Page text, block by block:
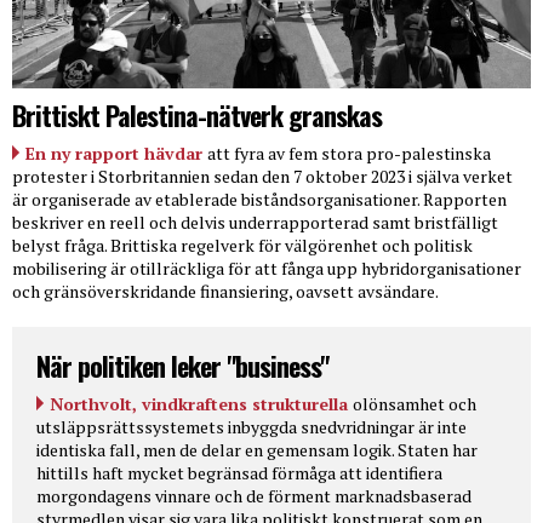
Brittiskt Palestina-nätverk granskas
En ny rapport hävdar att fyra av fem stora pro-palestinska
protester i Storbritannien sedan den 7 oktober 2023 i själva verket
är organiserade av etablerade biståndsorganisationer. Rapporten
beskriver en reell och delvis underrapporterad samt bristfälligt
belyst fråga. Brittiska regelverk för välgörenhet och politisk
mobilisering är otillräckliga för att fånga upp hybridorganisationer
och gränsöverskridande finansiering, oavsett avsändare.
När politiken leker "business"
Northvolt, vindkraftens strukturella olönsamhet och
utsläppsrättssystemets inbyggda snedvridningar är inte
identiska fall, men de delar en gemensam logik. Staten har
hittills haft mycket begränsad förmåga att identifiera
morgondagens vinnare och de förment marknadsbaserad